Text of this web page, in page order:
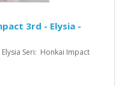
3rd - Elysia -
Seri: Honkai Impact